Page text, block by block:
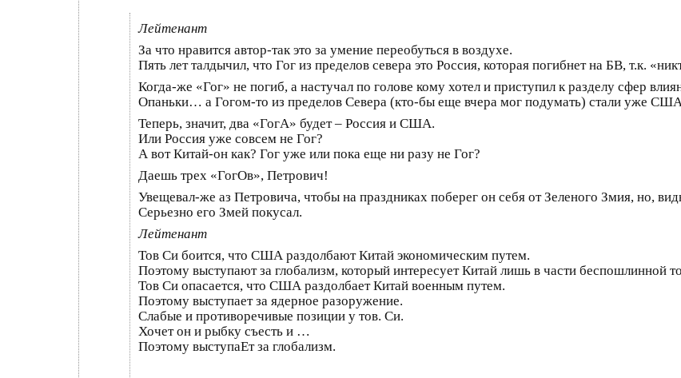
Лейтенант
За что нравится автор-так это за умение переобуться в воздухе.
Пять лет талдычил, что Гог из пределов севера это Россия, которая погибнет на БВ, т.к.
Когда-же «Гог» не погиб, а настучал по голове кому хотел и приступил к разделу сфер
Опаньки… а Гогом-то из пределов Севера (кто-бы еще вчера мог подумать) стали уже
Теперь, значит, два «ГогА» будет – Россия и США.
Или Россия уже совсем не Гог?
А вот Китай-он как? Гог уже или пока еще ни разу не Гог?
Даешь трех «ГогОв», Петрович!
Увещевал-же аз Петровича, чтобы на праздниках поберег он себя от Зеленого Змия, но,
Серьезно его Змей покусал.
Лейтенант
Тов Си боится, что США раздолбают Китай экономическим путем.
Поэтому выступают за глобализм, который интересует Китай лишь в части беспошлинной
Тов Си опасается, что США раздолбает Китай военным путем.
Поэтому выступает за ядерное разоружение.
Слабые и противоречивые позиции у тов. Си.
Хочет он и рыбку съесть и …
Поэтому выступаЕт за глобализм.